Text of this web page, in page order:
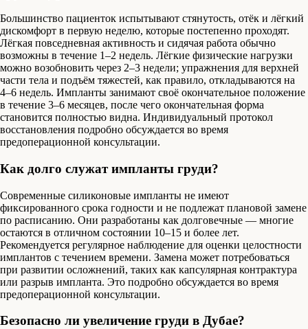
Большинство пациенток испытывают стянутость, отёк и лёгкий
дискомфорт в первую неделю, которые постепенно проходят.
Лёгкая повседневная активность и сидячая работа обычно
возможны в течение 1–2 недель. Лёгкие физические нагрузки
можно возобновить через 2–3 недели; упражнения для верхней
части тела и подъём тяжестей, как правило, откладываются на
4–6 недель. Импланты занимают своё окончательное положение
в течение 3–6 месяцев, после чего окончательная форма
становится полностью видна. Индивидуальный протокол
восстановления подробно обсуждается во время
предоперационной консультации.
Как долго служат импланты груди?
Современные силиконовые импланты не имеют
фиксированного срока годности и не подлежат плановой замене
по расписанию. Они разработаны как долговечные — многие
остаются в отличном состоянии 10–15 и более лет.
Рекомендуется регулярное наблюдение для оценки целостности
имплантов с течением времени. Замена может потребоваться
при развитии осложнений, таких как капсулярная контрактура
или разрыв импланта. Это подробно обсуждается во время
предоперационной консультации.
Безопасно ли увеличение груди в Дубае?